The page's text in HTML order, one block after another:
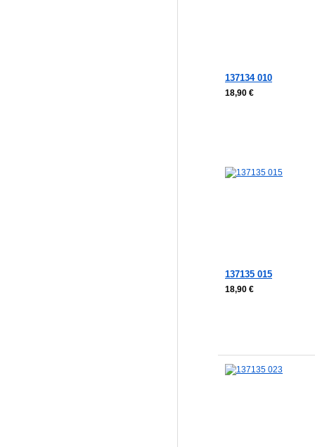
137134 010
18,90 €
137135 015
18,90 €